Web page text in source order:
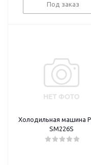
Под заказ
Холодильная машина
SM226S